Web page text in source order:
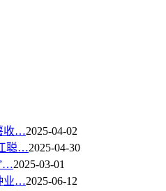
收…2025-04-02
聪…2025-04-30
2025-03-01
业…2025-06-12